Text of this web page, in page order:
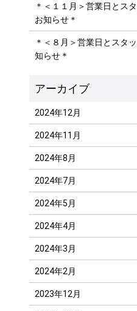
＊＜１１月＞営業日とス
お知らせ＊
＊＜８月＞営業日とスタ
知らせ＊
2024年12月
2024年11月
2024年8月
2024年7月
2024年5月
2024年4月
2024年3月
2024年2月
2023年12月